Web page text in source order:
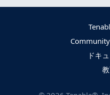
ドキ